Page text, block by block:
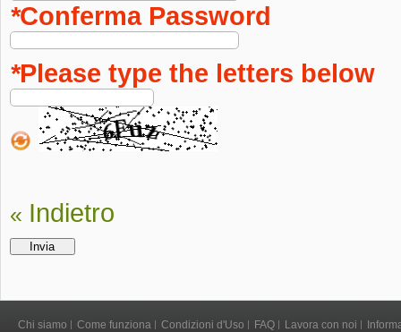
*Conferma Password
*Please type the letters below
« Indietro
Invia
Chi siamo Come funziona Condizioni d'Uso FAQ Lavora con noi